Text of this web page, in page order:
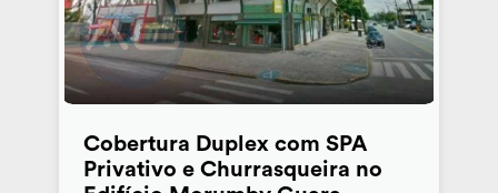
Cobertura Duplex com SPA
Privativo e Churrasqueira no